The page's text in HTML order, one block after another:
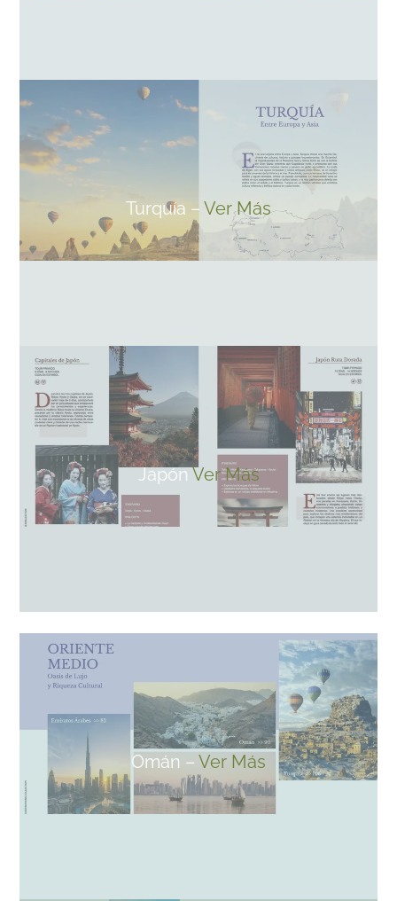
Turquía – Ver Más
JapónVer Más
Omán – Ver Más